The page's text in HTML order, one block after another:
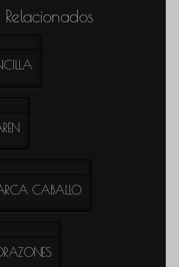
Relacionados
CABALLO